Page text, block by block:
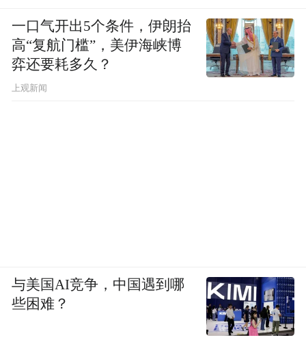
一口气开出5个条件，伊朗抬
高“复航门槛”，美伊海峡博
弈还要耗多久？
上观新闻
与美国AI竞争，中国遇到哪
些困难？